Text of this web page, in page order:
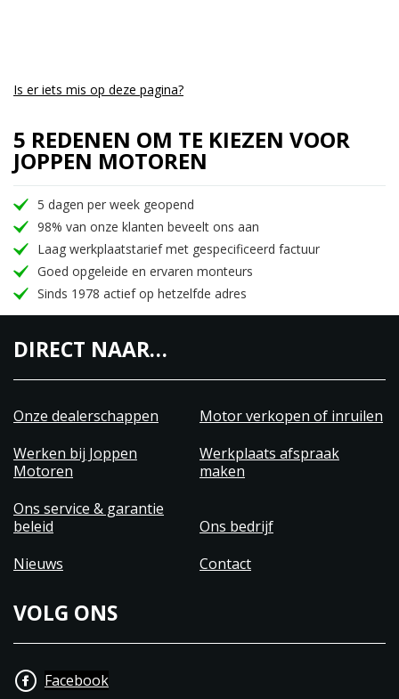
Is er iets mis op deze pagina?
5 REDENEN OM TE KIEZEN VOOR
JOPPEN MOTOREN
5 dagen per week geopend
98% van onze klanten beveelt ons aan
Laag werkplaatstarief met gespecificeerd factuur
Goed opgeleide en ervaren monteurs
Sinds 1978 actief op hetzelfde adres
DIRECT NAAR…
Onze dealerschappen
Motor verkopen of inruilen
Werken bij Joppen
Motoren
Werkplaats afspraak
maken
Ons service & garantie
beleid
Ons bedrijf
Nieuws
Contact
VOLG ONS
Facebook